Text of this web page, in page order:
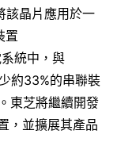
該晶片應用於一
置
統中，與
約33%的串聯裝
東芝將繼續開發
，並擴展其產品